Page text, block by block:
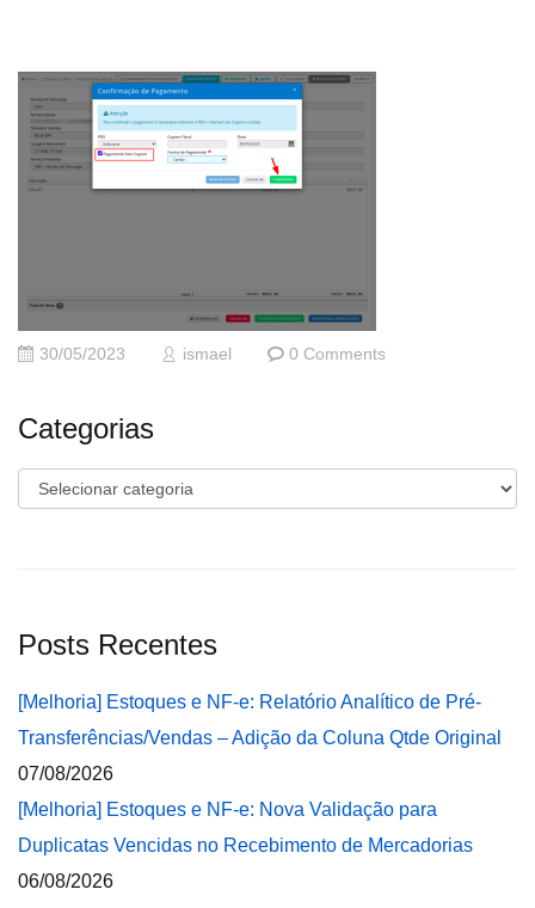
30/05/2023 ismael 0 Comments
Categorias
Categorias
Posts Recentes
[Melhoria] Estoques e NF-e: Relatório Analítico de Pré-
Transferências/Vendas – Adição da Coluna Qtde Original
07/08/2026
[Melhoria] Estoques e NF-e: Nova Validação para
Duplicatas Vencidas no Recebimento de Mercadorias
06/08/2026